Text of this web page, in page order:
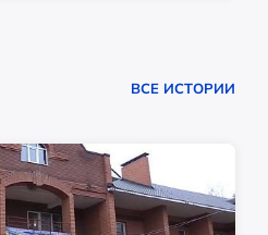
ВСЕ ИСТОРИИ